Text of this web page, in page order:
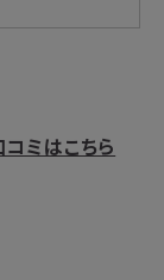
ミはこちら